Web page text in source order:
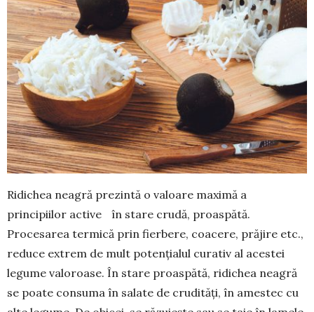
Ridichea neagră prezintă o valoare maximă a
principiilor active în stare crudă, proaspătă.
Procesarea termică prin fierbere, coacere, prăjire etc.,
reduce extrem de mult potențialul curativ al acestei
legume valoroase. În stare proaspătă, ridichea neagră
se poate consuma în salate de crudități, în amestec cu